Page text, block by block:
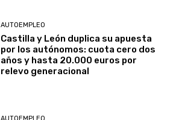
AUTOEMPLEO
Castilla y León duplica su apuesta
por los autónomos: cuota cero dos
años y hasta 20.000 euros por
relevo generacional